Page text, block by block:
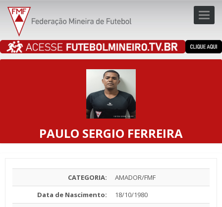
PAULO SERGIO FERREIRA
CATEGORIA:
AMADOR/FMF
Data de Nascimento:
18/10/1980